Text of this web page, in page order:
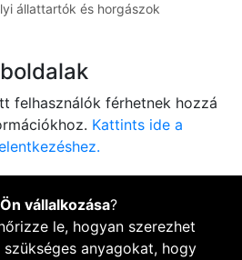
állattartók és horgászok
felhasználók férhetnek hozzá
Kattints ide a
vállalkozása?
le, hogyan szerezhet
szükséges anyagokat, hogy